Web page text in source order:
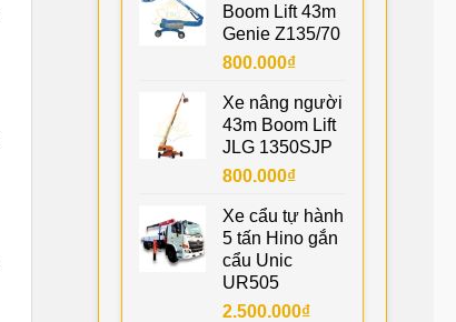
Boom Lift 43m
Genie Z135/70
800.000₫
Xe nâng người
43m Boom Lift
JLG 1350SJP
800.000₫
Xe cẩu tự hành
5 tấn Hino gắn
cẩu Unic
UR505
2.500.000₫